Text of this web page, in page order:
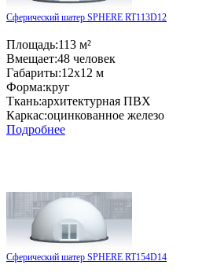
Сферический шатер SPHERE RT113D12
Площадь:113 м²
Вмещает:48 человек
Габариты:12x12 м
Форма:круг
Ткань:архитектурная ПВХ
Каркас:оцинкованное железо
Подробнее
Сферический шатер SPHERE RT154D14